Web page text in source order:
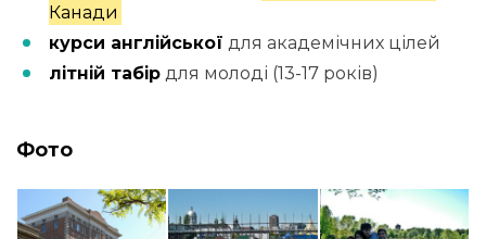
Канади
курси англійської для академічних цілей
літній табір для молоді (13-17 років)
Фото